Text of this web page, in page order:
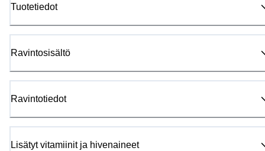
Tuotetiedot
Ravintosisältö
Ravintotiedot
Lisätyt vitamiinit ja hivenaineet